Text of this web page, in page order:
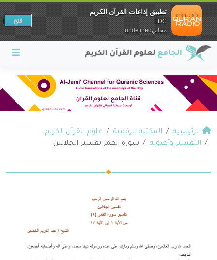
الرئيسية المكتبة الرقمية
علوم القرآن الكريم
التفسير وأصوله
سورة القمر تفسير الجلالين
تطبيق إذاعات القرآن الكريم
EDC
مجانيundefined
فتح